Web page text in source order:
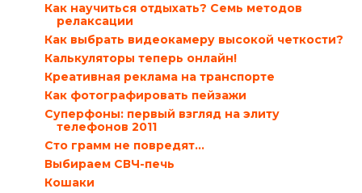
Как научиться отдыхать? Семь методов
релаксации
Как выбрать видеокамеру высокой четкости?
Калькуляторы теперь онлайн!
Креативная реклама на транспорте
Как фотографировать пейзажи
Суперфоны: первый взгляд на элиту
телефонов 2011
Сто грамм не повредят…
Выбираем СВЧ-печь
Кошаки